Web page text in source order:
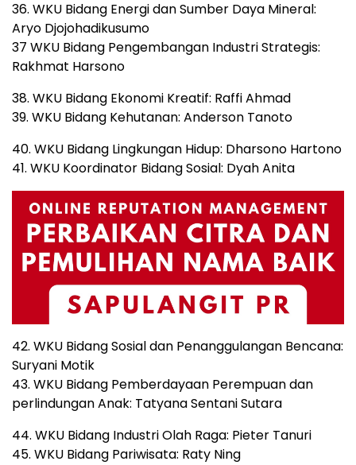
36. WKU Bidang Energi dan Sumber Daya Mineral:
Aryo Djojohadikusumo
37 WKU Bidang Pengembangan Industri Strategis:
Rakhmat Harsono
38. WKU Bidang Ekonomi Kreatif: Raffi Ahmad
39. WKU Bidang Kehutanan: Anderson Tanoto
40. WKU Bidang Lingkungan Hidup: Dharsono Hartono
41. WKU Koordinator Bidang Sosial: Dyah Anita
42. WKU Bidang Sosial dan Penanggulangan Bencana:
Suryani Motik
43. WKU Bidang Pemberdayaan Perempuan dan
perlindungan Anak: Tatyana Sentani Sutara
44. WKU Bidang Industri Olah Raga: Pieter Tanuri
45. WKU Bidang Pariwisata: Raty Ning